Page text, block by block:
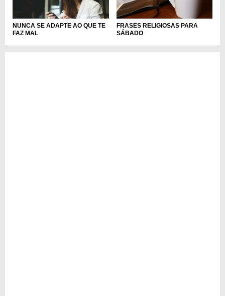
NUNCA SE ADAPTE AO QUE TE
FAZ MAL
FRASES RELIGIOSAS PARA
SÁBADO